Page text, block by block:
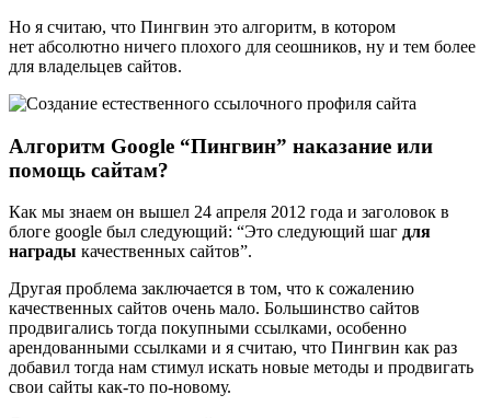
Но я считаю, что Пингвин это алгоритм, в котором
нет абсолютно ничего плохого для сеошников, ну и тем более
для владельцев сайтов.
Алгоритм Google “Пингвин” наказание или
помощь сайтам?
Как мы знаем он вышел 24 апреля 2012 года и заголовок в
блоге google был следующий: “Это следующий шаг для
награды качественных сайтов”.
Другая проблема заключается в том, что к сожалению
качественных сайтов очень мало. Большинство сайтов
продвигались тогда покупными ссылками, особенно
арендованными ссылками и я считаю, что Пингвин как раз
добавил тогда нам стимул искать новые методы и продвигать
свои сайты как-то по-новому.